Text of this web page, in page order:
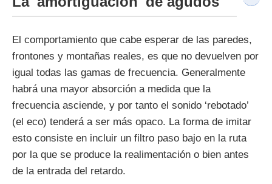
El comportamiento que cabe esperar de las paredes,
frontones y montañas reales, es que no devuelven por
igual todas las gamas de frecuencia. Generalmente
habrá una mayor absorción a medida que la
frecuencia asciende, y por tanto el sonido ‘rebotado’
(el eco) tenderá a ser más opaco. La forma de imitar
esto consiste en incluir un filtro paso bajo en la ruta
por la que se produce la realimentación o bien antes
de la entrada del retardo.